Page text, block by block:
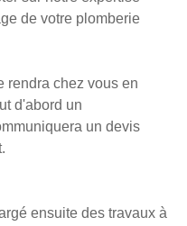
de votre plomberie
rendra chez vous en
d'abord un
un devis
ensuite des travaux à